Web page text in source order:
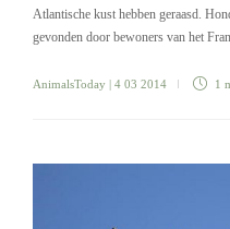
Atlantische kust hebben geraasd.
gevonden door bewoners van het
AnimalsToday | 4 03 2014 1